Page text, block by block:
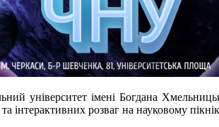
університет імені Богдана
інтерактивних розваг на науковому